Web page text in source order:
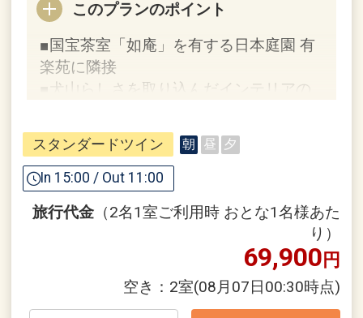
このプランのポイント
■国宝茶室「如庵」を有する日本庭園 有
楽苑に隣接
■犬山らしさを取り込んだインテリアの
ここがポイント！
●隣接の日本庭園「有楽苑」入苑無料
定休日：毎週水曜日（祝日の場合は翌日
に振替）、その他年末年始、メンテナン
スなどで休業の場合がございます。
※旅行代金に含まれます。
スタンダードツイン 朝 昼 夕
In 15:00 / Out 11:00
旅行代金 （2名1室ご利用時 おとな1名様あた
り）
69,900円
空き： 2室(08月07日00:30時点)